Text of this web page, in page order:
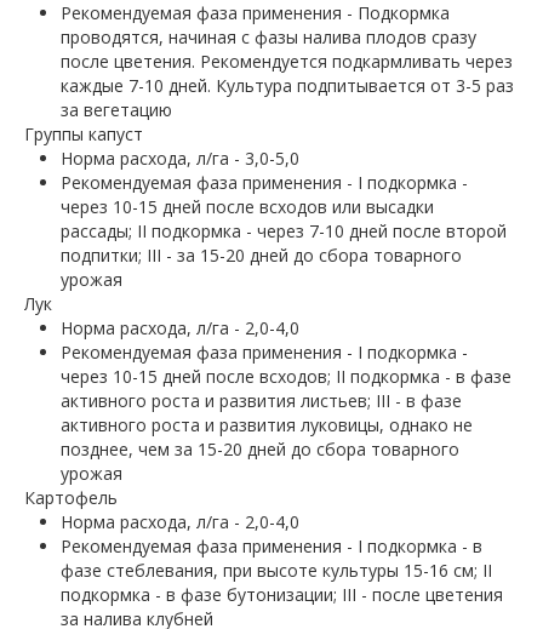
Рекомендуемая фаза применения - Подкормка
проводятся, начиная с фазы налива плодов сразу
после цветения. Рекомендуется подкармливать через
каждые 7-10 дней. Культура подпитывается от 3-5 раз
за вегетацию
Группы капуст
Норма расхода, л/га - 3,0-5,0
Рекомендуемая фаза применения - І подкормка -
через 10-15 дней после всходов или высадки
рассады; ІІ подкормка - через 7-10 дней после второй
подпитки; III - за 15-20 дней до сбора товарного
урожая
Лук
Норма расхода, л/га - 2,0-4,0
Рекомендуемая фаза применения - І подкормка -
через 10-15 дней после всходов; ІІ подкормка - в фазе
активного роста и развития листьев; III - в фазе
активного роста и развития луковицы, однако не
позднее, чем за 15-20 дней до сбора товарного
урожая
Картофель
Норма расхода, л/га - 2,0-4,0
Рекомендуемая фаза применения - І подкормка - в
фазе стеблевания, при высоте культуры 15-16 см; ІІ
подкормка - в фазе бутонизации; III - после цветения
за налива клубней